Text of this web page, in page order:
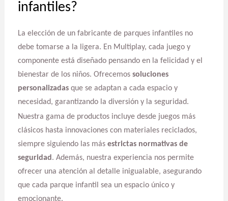
infantiles?
La elección de un fabricante de parques infantiles no
debe tomarse a la ligera. En Multiplay, cada juego y
componente está diseñado pensando en la felicidad y el
bienestar de los niños. Ofrecemos soluciones
personalizadasque se adaptan a cada espacio y
necesidad, garantizando la diversión y la seguridad.
Nuestra gama de productos incluye desde juegos más
clásicos hasta innovaciones con materiales reciclados,
siempre siguiendo las más estrictas normativas de
seguridad . Además, nuestra experiencia nos permite
ofrecer una atención al detalle inigualable, asegurando
que cada parque infantil sea un espacio único y
emocionante.